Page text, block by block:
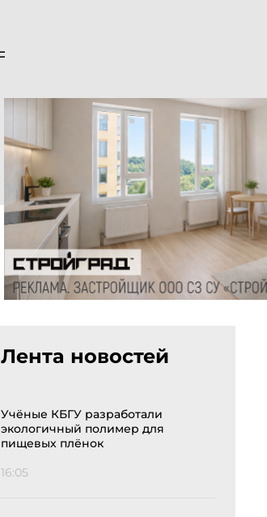
Лента новостей
Учёные КБГУ разработали
экологичный полимер для
пищевых плёнок
16:05